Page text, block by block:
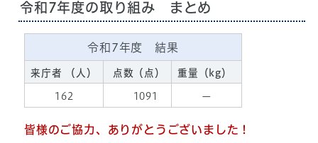
令和7年度の取り組み まとめ
令和7年度 結果
来庁者 （人） 点数（点） 重量（kg）
162 1091 ー
皆様のご協力、ありがとうございました！